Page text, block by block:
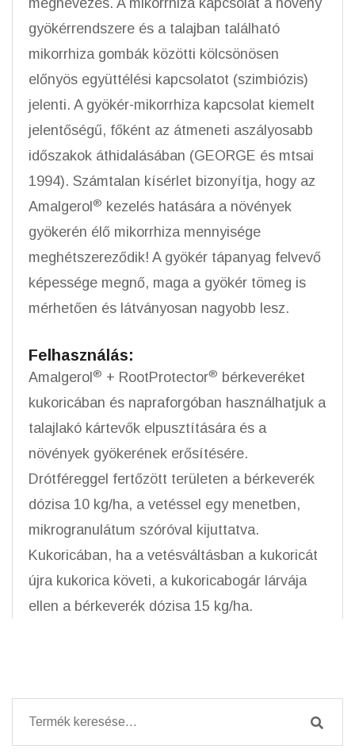
megnevezés. A mikorrhiza kapcsolat a növény
gyökérrendszere és a talajban található
mikorrhiza gombák közötti kölcsönösen
előnyös együttélési kapcsolatot (szimbiózis)
jelenti. A gyökér-mikorrhiza kapcsolat kiemelt
jelentőségű, főként az átmeneti aszályosabb
időszakok áthidalásában (GEORGE és mtsai
1994). Számtalan kísérlet bizonyítja, hogy az
Amalgerol ® kezelés hatására a növények
gyökerén élő mikorrhiza mennyisége
meghétszereződik! A gyökér tápanyag felvevő
képessége megnő, maga a gyökér tömeg is
mérhetően és látványosan nagyobb lesz.
Felhasználás:
Amalgerol ® + RootProtector® bérkeveréket
kukoricában és napraforgóban használhatjuk a
talajlakó kártevők elpusztítására és a
növények gyökerének erősítésére.
Drótféreggel fertőzött területen a bérkeverék
dózisa 10 kg/ha, a vetéssel egy menetben,
mikrogranulátum szóróval kijuttatva.
Kukoricában, ha a vetésváltásban a kukoricát
újra kukorica követi, a kukoricabogár lárvája
ellen a bérkeverék dózisa 15 kg/ha.